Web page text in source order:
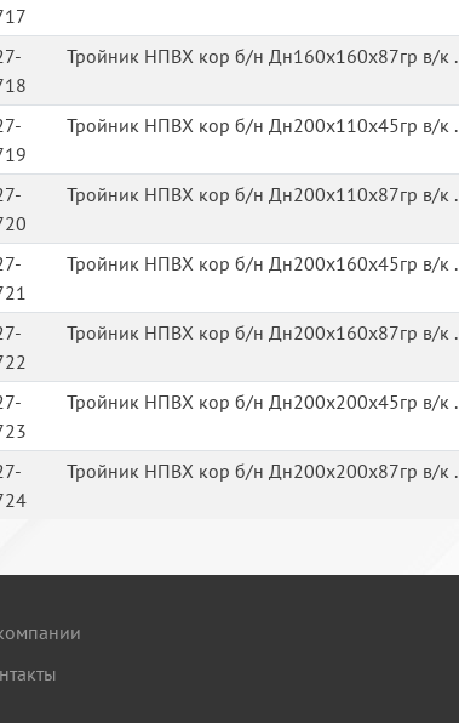
Тройник НПВХ кор б/н Дн160х160х87гр в/к .
Тройник НПВХ кор б/н Дн200х110х45гр в/к .
Тройник НПВХ кор б/н Дн200х110х87гр в/к .
Тройник НПВХ кор б/н Дн200х160х45гр в/к .
Тройник НПВХ кор б/н Дн200х160х87гр в/к .
Тройник НПВХ кор б/н Дн200х200х45гр в/к .
Тройник НПВХ кор б/н Дн200х200х87гр в/к .